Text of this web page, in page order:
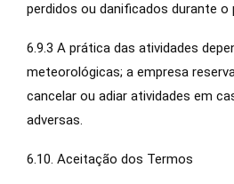
perdidos ou danificados durante o
6.9.3 A prática das atividades
meteorológicas; a empresa
cancelar ou adiar atividades em
adversas.
6.10. Aceitação dos Termos